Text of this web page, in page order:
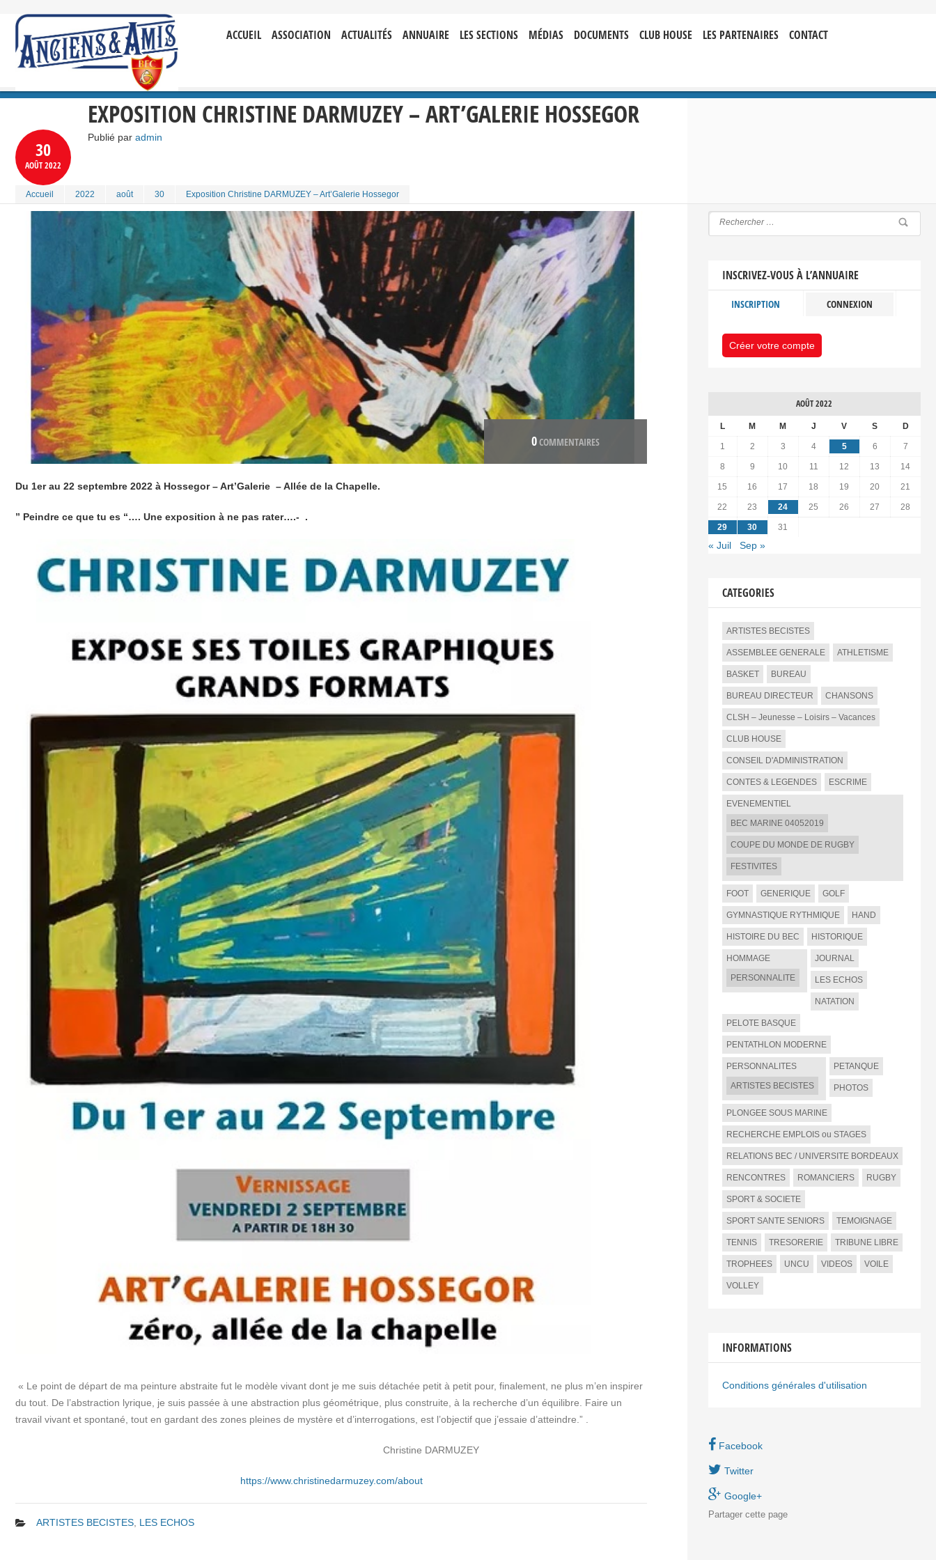
ACCUEIL ASSOCIATION ACTUALITÉS ANNUAIRE LES SECTIONS MÉDIAS DOCUMENTS CLUB HOUSE LES PARTENAIRES CONTACT
30
AOÛT2022
EXPOSITION CHRISTINE DARMUZEY – ART’GALERIE HOSSEGOR
Publié par admin
Accueil 2022 août 30 Exposition Christine DARMUZEY – Art’Galerie Hossegor
0COMMENTAIRES
Du 1erau 22 septembre 2022 à Hossegor – Art’Galerie – Allée de la Chapelle.
” Peindre ce que tu es “…. Une exposition à ne pas rater….- .
« Le point de départ de ma peinture abstraite fut le modèle vivant dont je me suis détachée petit à petit pour, finalement, ne plus m’en inspirer
du tout. De l’abstraction lyrique, je suis passée à une abstraction plus géométrique, plus construite, à la recherche d’un équilibre. Faire un
travail vivant et spontané, tout en gardant des zones pleines de mystère et d’interrogations, est l’objectif que j’essaie d’atteindre.” .
Christine DARMUZEY
https://www.christinedarmuzey.com/about
ARTISTES BECISTES LES ECHOS
INSCRIVEZ-VOUS À L’ANNUAIRE
INSCRIPTION CONNEXION
Créer votre compte
AOÛT 2022
L M M J V S D
1 2 3 4 5 6 7
8 9 10 11 12 13 14
15 16 17 18 19 20 21
22 23 24 25 26 27 28
29 30 31
« Juil Sep »
CATEGORIES
ARTISTES BECISTES
ASSEMBLEE GENERALE ATHLETISME
BASKET BUREAU
BUREAU DIRECTEUR CHANSONS
CLSH – Jeunesse – Loisirs – Vacances
CLUB HOUSE
CONSEIL D'ADMINISTRATION
CONTES & LEGENDES ESCRIME
EVENEMENTIEL
BEC MARINE 04052019
COUPE DU MONDE DE RUGBY
FESTIVITES
FOOT GENERIQUE GOLF
GYMNASTIQUE RYTHMIQUE HAND
HISTOIRE DU BEC HISTORIQUE
HOMMAGE
PERSONNALITE
JOURNAL
LES ECHOS
NATATION
PELOTE BASQUE
PENTATHLON MODERNE
PERSONNALITES
ARTISTES BECISTES
PETANQUE
PHOTOS
PLONGEE SOUS MARINE
RECHERCHE EMPLOIS ou STAGES
RELATIONS BEC / UNIVERSITE BORDEAUX
RENCONTRES ROMANCIERS RUGBY
SPORT & SOCIETE
SPORT SANTE SENIORS TEMOIGNAGE
TENNIS TRESORERIE TRIBUNE LIBRE
TROPHEES UNCU VIDEOS VOILE
VOLLEY
INFORMATIONS
Conditions générales d'utilisation
Facebook
Twitter
Google+
Partager cette page